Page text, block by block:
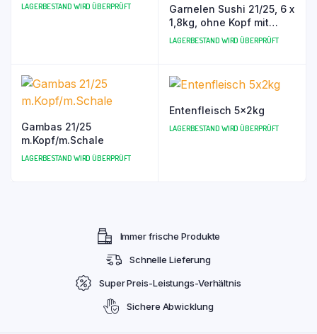
LAGERBESTAND WIRD ÜBERPRÜFT
Garnelen Sushi 21/25, 6 x
1,8kg, ohne Kopf mit
Schale im Block, TK
LAGERBESTAND WIRD ÜBERPRÜFT
Gambas 21/25
m.Kopf/m.Schale
LAGERBESTAND WIRD ÜBERPRÜFT
Entenfleisch 5x2kg
LAGERBESTAND WIRD ÜBERPRÜFT
Immer frische Produkte
Schnelle Lieferung
Super Preis-Leistungs-Verhältnis
Sichere Abwicklung